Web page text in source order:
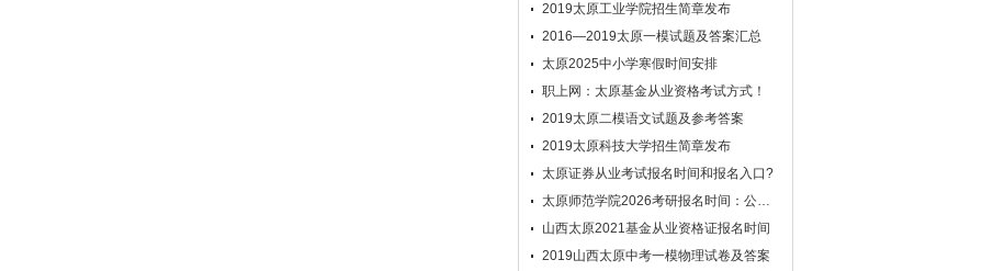
学员：作文批改已收到~ 导学很尽职，
很满意~
学员：老师，十分感谢您给予的的建议
和帮助，虽然已经做了很多准备，可还是有
些迷茫和忐忑，您的这些建议很受用，希望
学员：老师:你好，我看到了您的来信，
可以看出新东方老师对学员和课程的认真负
责的态度，十分感谢，我会按计划跟着课程
学习，争取能提高英语水平，取得一个好的
2019太原工业学院招生简章发布
2016—2019太原一模试题及答案汇总
太原2025中小学寒假时间安排
职上网：太原基金从业资格考试方式！
2019太原二模语文试题及参考答案
2019太原科技大学招生简章发布
太原证券从业考试报名时间和报名入口?
太原师范学院2026考研报名时间：公布啦
山西太原2021基金从业资格证报名时间
2019山西太原中考一模物理试卷及答案